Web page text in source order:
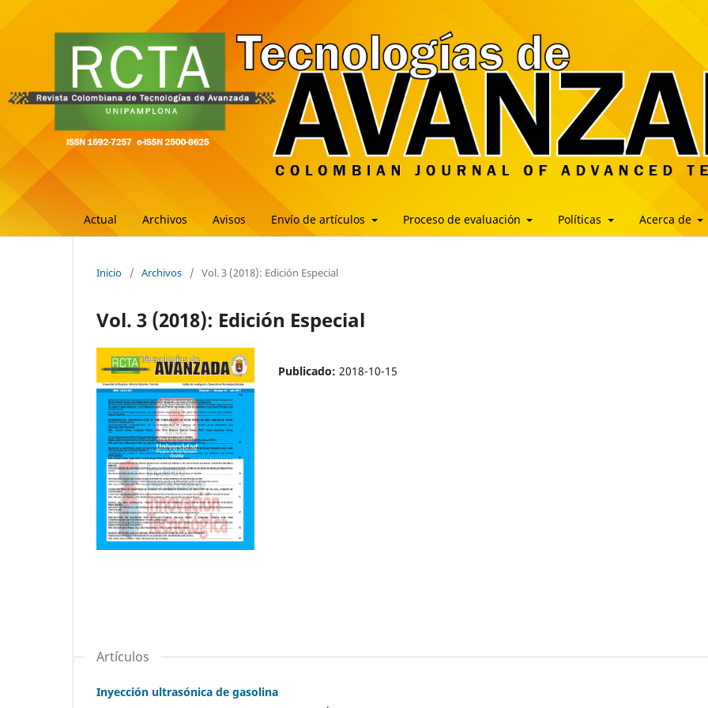
Actual Archivos Avisos Envío de artículos Proceso de evaluación Políticas Acerca de
Inicio / Archivos / Vol. 3 (2018): Edición Especial
Vol. 3 (2018): Edición Especial
Publicado: 2018-10-15
Artículos
Inyección ultrasónica de gasolina